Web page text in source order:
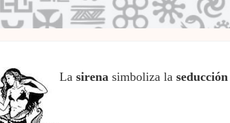
Lasirena simboliza la